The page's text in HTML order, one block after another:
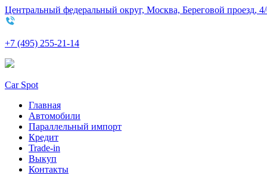
Центральный федеральный округ, Москва, Береговой проезд,
+7 (495) 255-21-14
Car Spot
Главная
Автомобили
Параллельный импорт
Кредит
Trade-in
Выкуп
Контакты